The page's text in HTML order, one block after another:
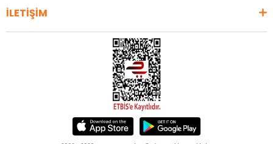
İLETİŞİM